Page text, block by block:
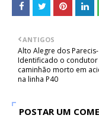
ANTIGOS
Alto Alegre dos Parecis-
Identificado o
caminhão morto em
na linha P40
POSTAR UM